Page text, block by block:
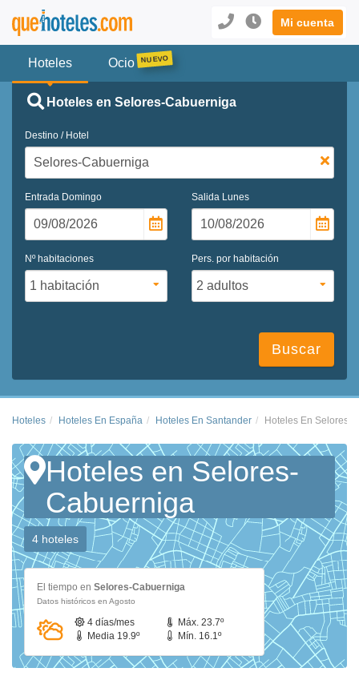
Mi cuenta
Hoteles Ocio
Hoteles en Selores-Cabuerniga
Destino / Hotel
Entrada Domingo Salida Lunes
Nº habitaciones Pers. por habitación
Buscar
Hoteles Hoteles En España Hoteles En Santander Hoteles En Selores-
Hoteles en Selores-
Cabuerniga
4 hoteles
El tiempo en Selores-Cabuerniga
Datos históricos en Agosto
4 días/mes
Máx. 23.7º
Media 19.9º
Mín. 16.1º